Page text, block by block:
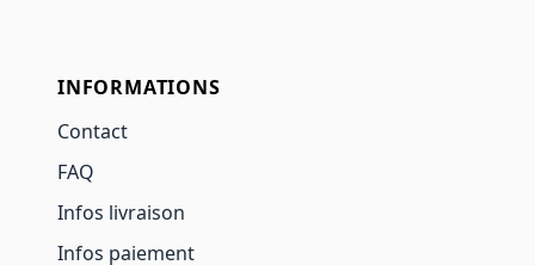
INFORMATIONS
Contact
FAQ
Infos livraison
Infos paiement